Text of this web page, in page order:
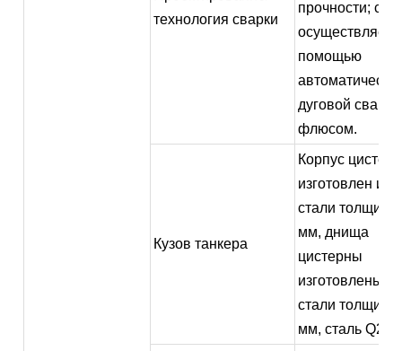
технология сварки
прочности;
помощью
дуговой
флюсом.
Кузов танкера
Корпус
изготовлен из
стали
мм, днища
цистерны
изготовлены из
стали
мм, сталь Q235